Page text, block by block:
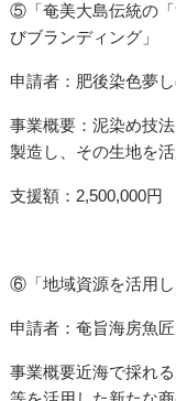
⑤「奄美大島伝統の「
びブランディング」
申請者：肥後染色夢
事業概要：泥染め技
製造し、その生地を
支援額：2,500,000円
⑥「地域資源を活用し
申請者：奄旨海房魚
事業概要近海で採れ